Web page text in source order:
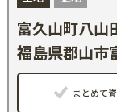
富久山町八山
福島県郡山市
まとめて